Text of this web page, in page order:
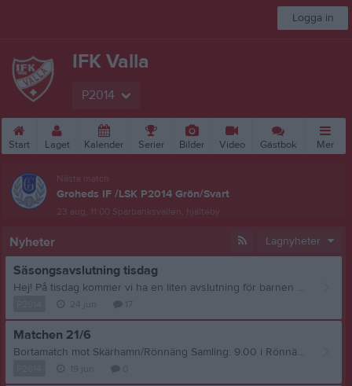
Logga in
IFK Valla
P2014
Start Laget Kalender Serier Bilder Video Gästbok Mer
Nästa match
Groheds IF /LSK P2014 Grön/Svart
23 aug, 11:00 Sparbanksvallen, hjälteby
Nyheter Lagnyheter
Säsongsavslutning tisdag
Hej! På tisdag kommer vi ha en liten avslutning för barnen med brännboll som uppvärmning o sen fotboll mot föräldrarna. Det kommer att bjudas på fika o dricka. Hoppas att så många som möjligt kan komma. Kommentera gärna med en tumme upp om ni kommer.
Matchen 21/6
Bortamatch mot Skärhamn/Rönnäng Samling: 9.00 i Rönnäng De som är uttagna är: Adam Algot Hannes Max Maximelyano Teodor Theo Viggo Vincent A William E William F Bekräfta genom att svara på kallelsen till matchen, har man inte svarat innan lör kl 10.00 så börjar vi leta ersättare.